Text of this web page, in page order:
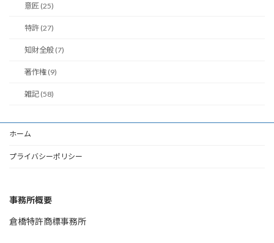
意匠 (25)
特許 (27)
知財全般 (7)
著作権 (9)
雑記 (58)
ホーム
プライバシーポリシー
事務所概要
倉橋特許商標事務所